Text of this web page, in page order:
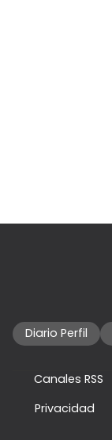
Diario Perfil
Canales RSS
Privacidad